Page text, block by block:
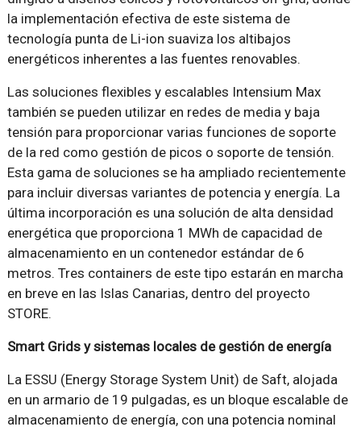
la implementación efectiva de este sistema de
tecnología punta de Li-ion suaviza los altibajos
energéticos inherentes a las fuentes renovables.
Las soluciones flexibles y escalables Intensium Max
también se pueden utilizar en redes de media y baja
tensión para proporcionar varias funciones de soporte
de la red como gestión de picos o soporte de tensión.
Esta gama de soluciones se ha ampliado recientemente
para incluir diversas variantes de potencia y energía. La
última incorporación es una solución de alta densidad
energética que proporciona 1 MWh de capacidad de
almacenamiento en un contenedor estándar de 6
metros. Tres containers de este tipo estarán en marcha
en breve en las Islas Canarias, dentro del proyecto
STORE.
Smart Grids y sistemas locales de gestión de energía
La ESSU (Energy Storage System Unit) de Saft, alojada
en un armario de 19 pulgadas, es un bloque escalable de
almacenamiento de energía, con una potencia nominal